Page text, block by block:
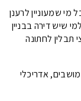
מי שמעוניין לרענן
שיש דירה בבניין
תבלין לחתונה
אדריכלי